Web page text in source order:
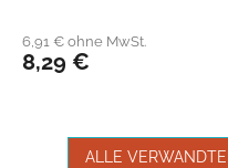
6,91 € ohne MwSt.
8,29 €
ALLE